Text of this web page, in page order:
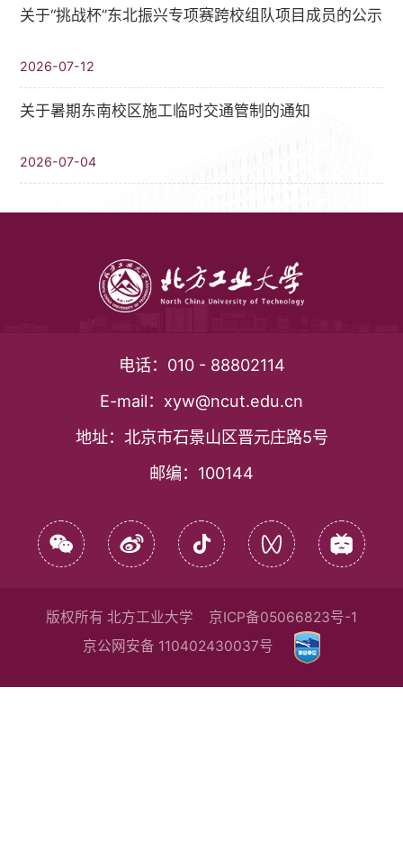
关于“挑战杯”东北振兴专项赛跨校组队项目成员的公示
2026-07-12
关于暑期东南校区施工临时交通管制的通知
2026-07-04
电话： 010 - 88802114
E-mail： xyw@ncut.edu.cn
地址： 北京市石景山区晋元庄路5号
邮编： 100144
版权所有 北方工业大学
京ICP备05066823号-1
京公网安备 110402430037号